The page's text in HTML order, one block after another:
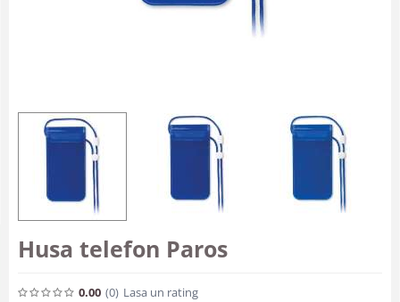
Husa telefon Paros
0.00 (0) Lasa un rating